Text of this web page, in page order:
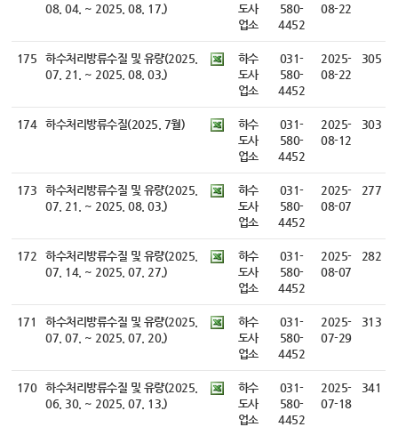
08. 04. ~ 2025. 08. 17.)
도사
업소
580-
4452
08-22
175
하수처리방류수질 및 유량(2025.
07. 21. ~ 2025. 08. 03.)
하수
도사
업소
031-
580-
4452
2025-
08-22
305
174 하수처리방류수질(2025. 7월)
하수
도사
업소
031-
580-
4452
2025-
08-12
303
173
하수처리방류수질 및 유량(2025.
07. 21. ~ 2025. 08. 03.)
하수
도사
업소
031-
580-
4452
2025-
08-07
277
172
하수처리방류수질 및 유량(2025.
07. 14. ~ 2025. 07. 27.)
하수
도사
업소
031-
580-
4452
2025-
08-07
282
171
하수처리방류수질 및 유량(2025.
07. 07. ~ 2025. 07. 20.)
하수
도사
업소
031-
580-
4452
2025-
07-29
313
170
하수처리방류수질 및 유량(2025.
06. 30. ~ 2025. 07. 13.)
하수
도사
업소
031-
580-
4452
2025-
07-18
341